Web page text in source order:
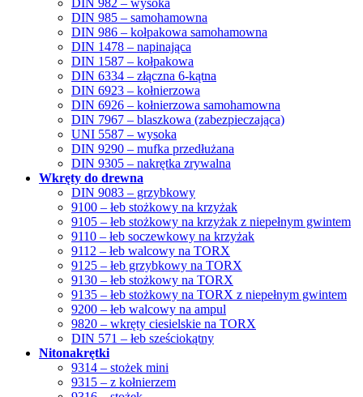
DIN 982 – wysoka
DIN 985 – samohamowna
DIN 986 – kołpakowa samohamowna
DIN 1478 – napinająca
DIN 1587 – kołpakowa
DIN 6334 – złączna 6-kątna
DIN 6923 – kołnierzowa
DIN 6926 – kołnierzowa samohamowna
DIN 7967 – blaszkowa (zabezpieczająca)
UNI 5587 – wysoka
DIN 9290 – mufka przedłużana
DIN 9305 – nakrętka zrywalna
Wkręty do drewna
DIN 9083 – grzybkowy
9100 – łeb stożkowy na krzyżak
9105 – łeb stożkowy na krzyżak z niepełnym gwintem
9110 – łeb soczewkowy na krzyżak
9112 – łeb walcowy na TORX
9125 – łeb grzybkowy na TORX
9130 – łeb stożkowy na TORX
9135 – łeb stożkowy na TORX z niepełnym gwintem
9200 – łeb walcowy na ampul
9820 – wkręty ciesielskie na TORX
DIN 571 – łeb sześciokątny
Nitonakrętki
9314 – stożek mini
9315 – z kołnierzem